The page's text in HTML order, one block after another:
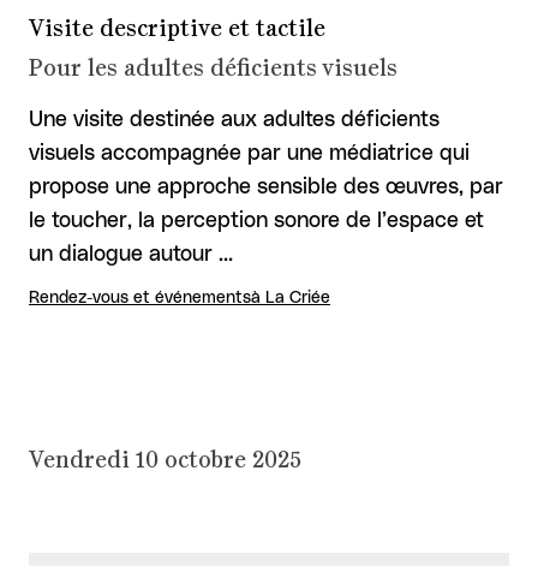
Visite descriptive et tactile
Pour les adultes déficients visuels
Une visite destinée aux adultes déficients
visuels accompagnée par une médiatrice qui
propose une approche sensible des œuvres, par
le toucher, la perception sonore de l’espace et
un dialogue autour …
Rendez-vous et événementsà La Criée
Vendredi 10 octobre 2025